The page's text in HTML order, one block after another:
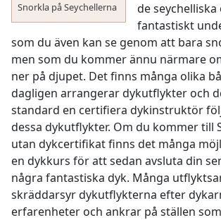
Snorkla på Seychellerna
de
fantastiskt
som du även kan se genom att bara
men som du kommer ännu närmare
ner på djupet. Det finns många olika
dagligen arrangerar dykutflykter och
standard en certifiera dykinstruktör
dessa dykutflykter. Om du kommer till
utan dykcertifikat finns det många
en dykkurs för att sedan avsluta din
några fantastiska dyk. Många
skräddarsyr dykutflykterna efter
erfarenheter och ankrar på ställen